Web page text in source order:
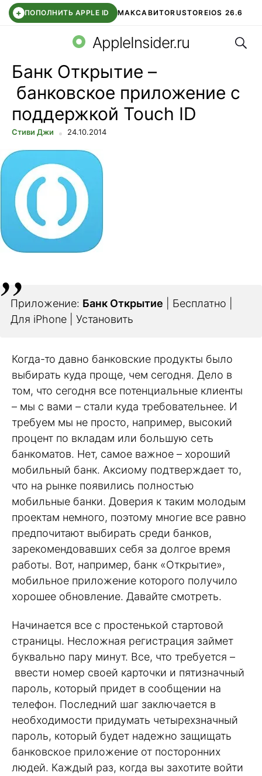
+ ПОПОЛНИТЬ APPLE ID МАКСАВИТОRUSTOREIOS 26.6
СБЕР КИДС ВТБ ОНЛАЙН ЧАТ В ROBLOX
AppleInsider.ru
Банк Открытие –
банковское приложение с
поддержкой Touch ID
Стиви Джи 24.10.2014
Приложение: Банк Открытие | Бесплатно |
Для iPhone | Установить
Когда-то давно банковские продукты было
выбирать куда проще, чем сегодня. Дело в
том, что сегодня все потенциальные клиенты
– мы с вами – стали куда требовательнее. И
требуем мы не просто, например, высокий
процент по вкладам или большую сеть
банкоматов. Нет, самое важное – хороший
мобильный банк. Аксиому подтверждает то,
что на рынке появились полностью
мобильные банки. Доверия к таким молодым
проектам немного, поэтому многие все равно
предпочитают выбирать среди банков,
зарекомендовавших себя за долгое время
работы. Вот, например, банк «Открытие»,
мобильное приложение которого получило
хорошее обновление. Давайте смотреть.
Начинается все с простенькой стартовой
страницы. Несложная регистрация займет
буквально пару минут. Все, что требуется –
ввести номер своей карточки и пятизначный
пароль, который придет в сообщении на
телефон. Последний шаг заключается в
необходимости придумать четырехзначный
пароль, который будет надежно защищать
банковское приложение от посторонних
людей. Каждый раз, когда вы захотите войти